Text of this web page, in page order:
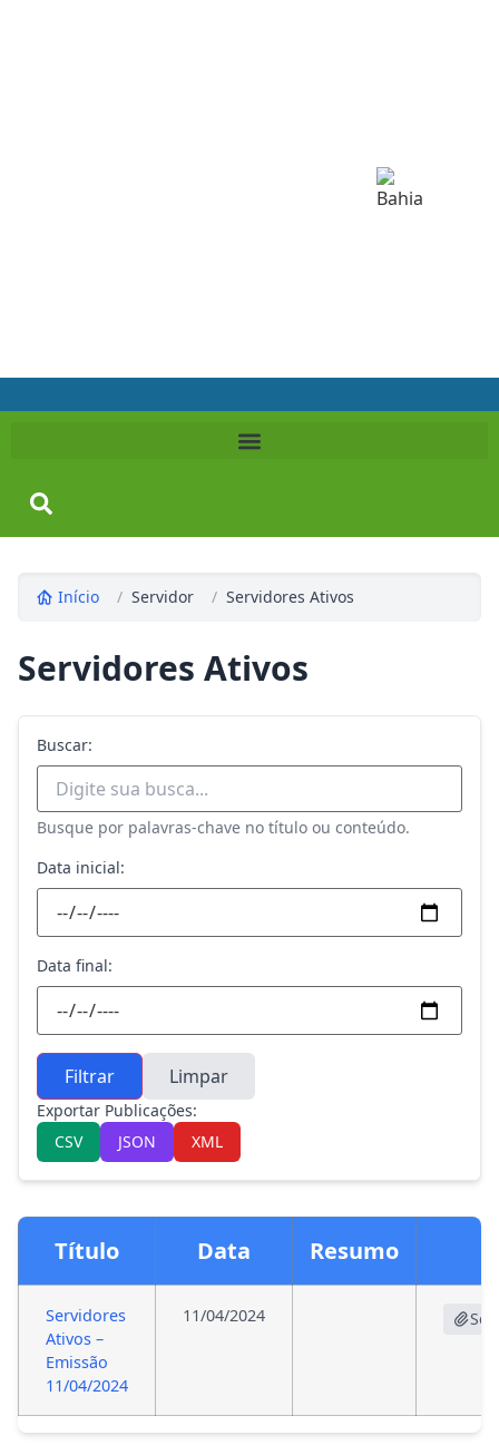
Início / Servidor / Servidores Ativos
Servidores Ativos
Buscar:
Busque por palavras-chave no título ou conteúdo.
Data inicial:
Data final:
Filtrar Limpar
Exportar Publicações:
CSV
JSON XML
Título Data Resumo
Servidores
Ativos –
Emissão
11/04/2024
11/04/2024